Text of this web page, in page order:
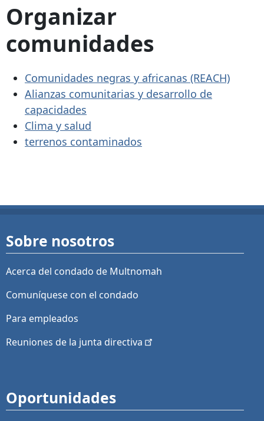
Organizar
comunidades
Comunidades negras y africanas (REACH)
Alianzas comunitarias y desarrollo de
capacidades
Clima y salud
terrenos contaminados
Sobre nosotros
Acerca del condado de Multnomah
Comuníquese con el condado
Para empleados
Reuniones de la junta directiva
Oportunidades